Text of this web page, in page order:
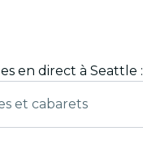
et cabarets